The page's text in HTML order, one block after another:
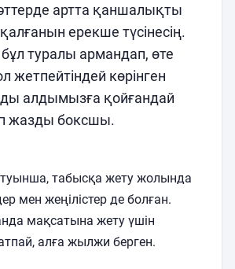
артта қаншалықты
ерекше түсінесің.
туралы армандап, өте
жетпейтіндей көрінген
алдымызға қойғандай
жазды боксшы.
табысқа жету жолында
мен жеңілістер де болған.
мақсатына жету үшін
алға жылжи берген.